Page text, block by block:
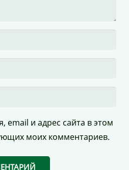
email и адрес сайта в этом
моих комментариев.